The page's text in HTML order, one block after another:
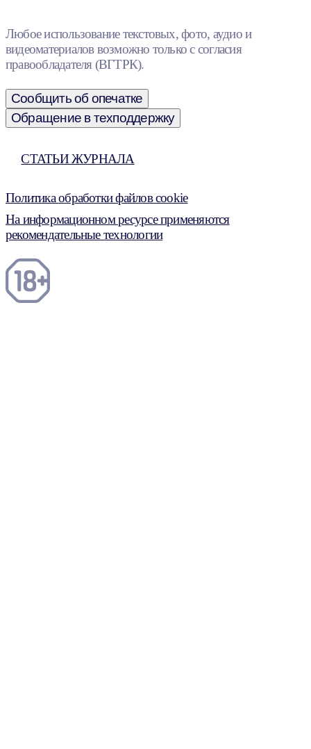
Любое использование текстовых, фото, аудио и
видеоматериалов возможно только с согласия
правообладателя (ВГТРК).
Сообщить об опечатке
Обращение в техподдержку
СТАТЬИ ЖУРНАЛА
Политика обработки файлов cookie
На информационном ресурсе применяются
рекомендательные технологии